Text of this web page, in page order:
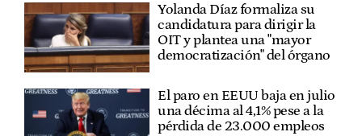
Yolanda Díaz formaliza su
candidatura para dirigir la
OIT y plantea una "mayor
democratización" del órgano
El paro en EEUU baja en julio
una décima al 4,1% pese a la
pérdida de 23.000 empleos